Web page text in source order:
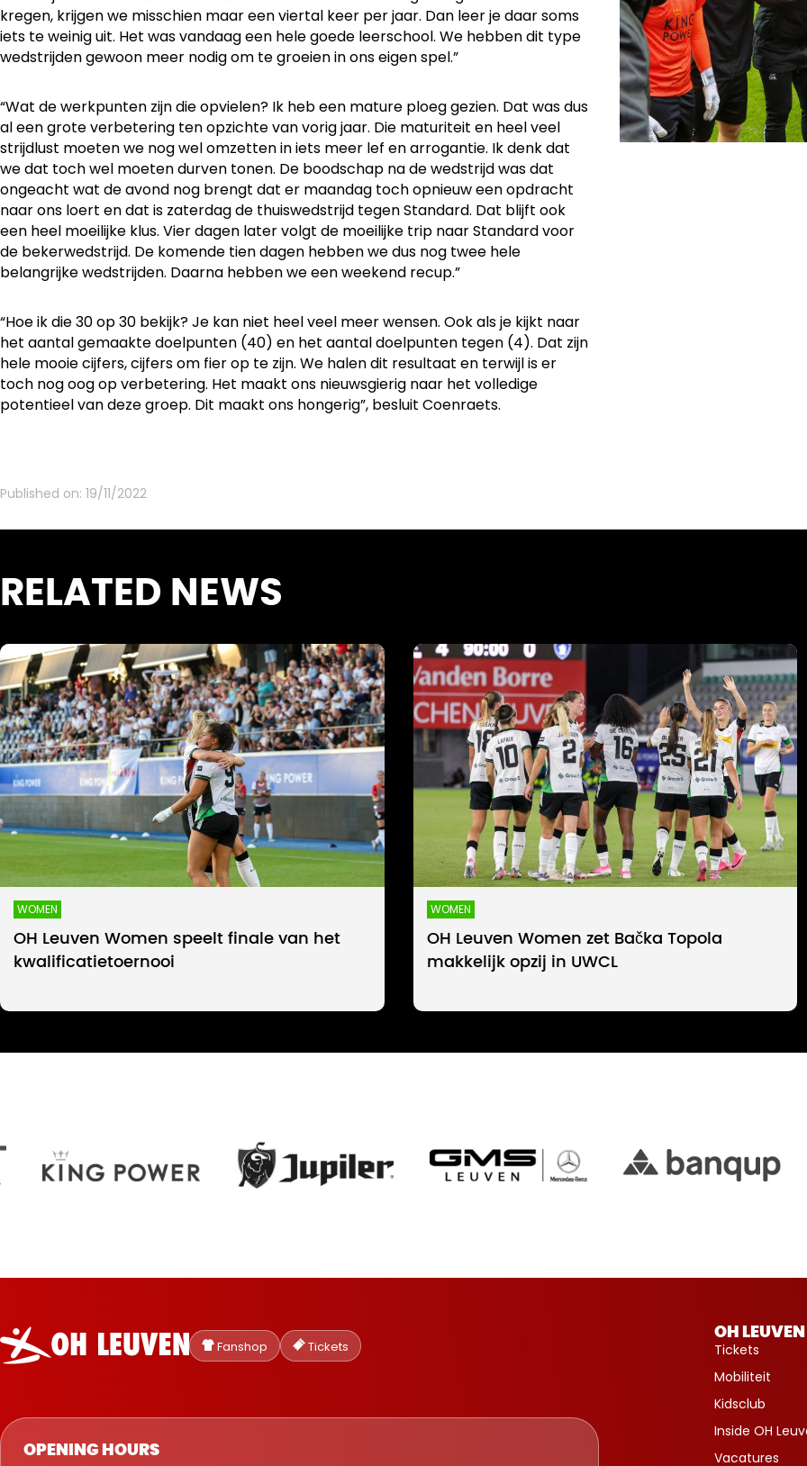
kregen, krijgen we misschien maar een viertal keer per jaar. Dan leer je daar soms
iets te weinig uit. Het was vandaag een hele goede leerschool. We hebben dit type
wedstrijden gewoon meer nodig om te groeien in ons eigen spel.”
“Wat de werkpunten zijn die opvielen? Ik heb een mature ploeg gezien. Dat was dus
al een grote verbetering ten opzichte van vorig jaar. Die maturiteit en heel veel
strijdlust moeten we nog wel omzetten in iets meer lef en arrogantie. Ik denk dat
we dat toch wel moeten durven tonen. De boodschap na de wedstrijd was dat
ongeacht wat de avond nog brengt dat er maandag toch opnieuw een opdracht
naar ons loert en dat is zaterdag de thuiswedstrijd tegen Standard. Dat blijft ook
een heel moeilijke klus. Vier dagen later volgt de moeilijke trip naar Standard voor
de bekerwedstrijd. De komende tien dagen hebben we dus nog twee hele
belangrijke wedstrijden. Daarna hebben we een weekend recup.”
“Hoe ik die 30 op 30 bekijk? Je kan niet heel veel meer wensen. Ook als je kijkt naar
het aantal gemaakte doelpunten (40) en het aantal doelpunten tegen (4). Dat zijn
hele mooie cijfers, cijfers om fier op te zijn. We halen dit resultaat en terwijl is er
toch nog oog op verbetering. Het maakt ons nieuwsgierig naar het volledige
potentieel van deze groep. Dit maakt ons hongerig”, besluit Coenraets.
Published on: 19/11/2022
RELATED NEWS
WOMEN
OH Leuven Women speelt finale van het
kwalificatietoernooi
WOMEN
OH Leuven Women zet Bačka Topola
makkelijk opzij in UWCL
Oud-
Heverlee
Leuven
Fanshop Tickets
OPENING HOURS
OH LEUVEN
Tickets
Mobiliteit
Kidsclub
Inside OH
Vacatures